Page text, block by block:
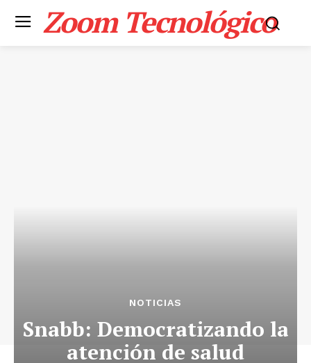
Zoom Tecnológico
NOTICIAS
Snabb: Democratizando la
atención de salud